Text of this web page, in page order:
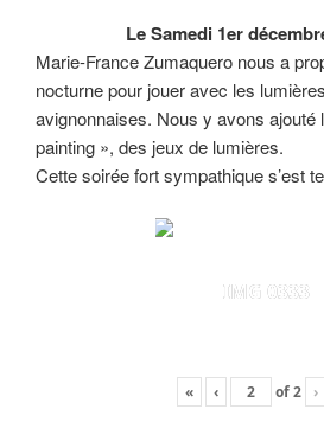
Le Samedi 1er
Marie-France Zumaquero nous a
nocturne pour jouer avec les
avignonnaises. Nous y avons ajouté
painting », des jeux de lumières.
Cette soirée fort sympathique s’est
IMG 0333
« ‹ of2 ›